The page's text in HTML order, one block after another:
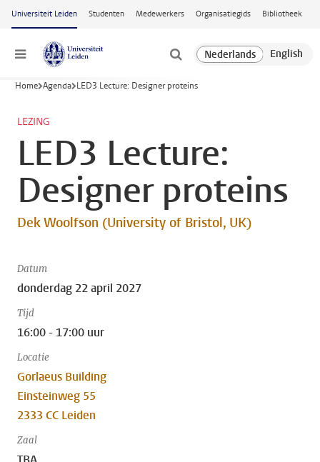
Ga naar hoofdinhoud
Universiteit Leiden Studenten Medewerkers Organisatiegids Bibliotheek
Menu
Home Agenda LED3 Lecture: Designer proteins
LEZING
LED3 Lecture:
Designer proteins
Dek Woolfson (University of Bristol, UK)
Datum
donderdag 22 april 2027
Tijd
16:00 - 17:00 uur
Locatie
Gorlaeus Building
Einsteinweg 55
2333 CC Leiden
Zaal